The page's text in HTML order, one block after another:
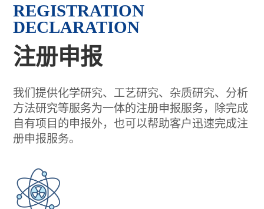
REGISTRATION
DECLARATION
注册申报
我们提供化学研究、工艺研究、杂质研究、分析
方法研究等服务为一体的注册申报服务，除完成
自有项目的申报外，也可以帮助客户迅速完成注
册申报服务。